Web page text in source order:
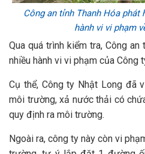
Công an tỉnh Thanh Hóa phát
hành vi vi phạm
Qua quá trình kiểm tra, Công
nhiều hành vi vi phạm của Công
Cụ thể, Công ty Nhật Long đã
môi trường, xả nước thải có
quy định ra môi trường.
Ngoài ra, công ty này còn vi